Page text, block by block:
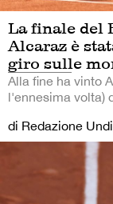
La finale del
Alcaraz è
giro sulle
Alla fine ha vinto
l'ennesima volta)
di Redazione